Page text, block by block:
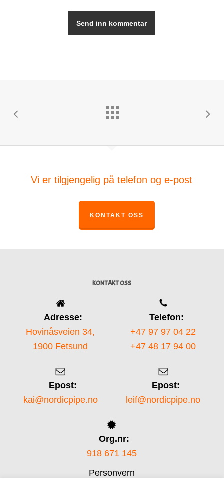
Vi er tilgjengelig på telefon og e-post
KONTAKT OSS
KONTAKT OSS
Adresse:
Hovinåsveien 34,
1900 Fetsund
Telefon:
+47 97 97 04 22
+47 48 17 94 00
Epost:
kai@nordicpipe.no
Epost:
leif@nordicpipe.no
Org.nr:
918 671 145
Personvern